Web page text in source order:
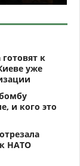
к
уже
и кого это
НАТО